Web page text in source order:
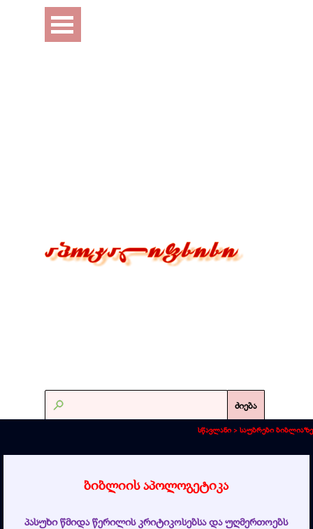
Перейти к контенту
Пропустить меню
ძიება
სწავლანი > საუბრები ბიბლიაზე
ბიბლიის აპოლოგეტიკა
პასუხი წმიდა წერილის კრიტიკოსებსა და უღმერთოებს